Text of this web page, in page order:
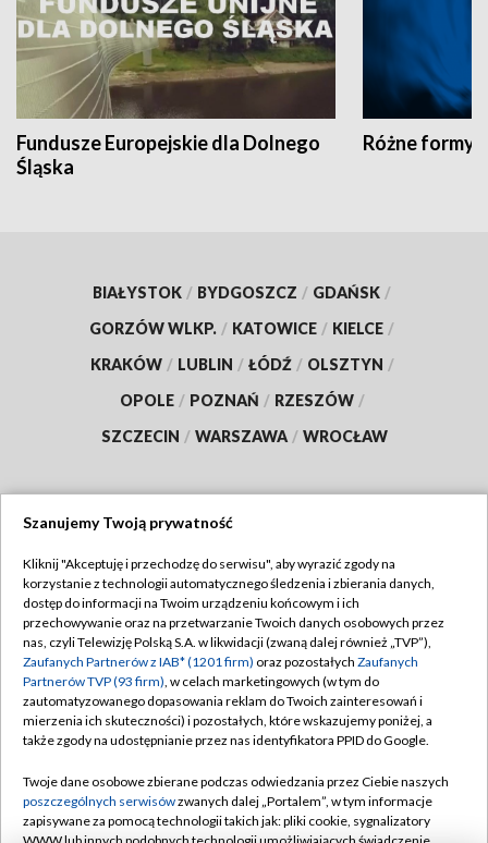
Fundusze Europejskie dla Dolnego
Śląska
Różne formy
BIAŁYSTOK / BYDGOSZCZ / GDAŃSK /
GORZÓW WLKP. / KATOWICE / KIELCE /
KRAKÓW / LUBLIN / ŁÓDŹ / OLSZTYN /
OPOLE / POZNAŃ / RZESZÓW /
SZCZECIN / WARSZAWA / WROCŁAW
TVP
Abonament TVP
Emisja w TVP
Centrum informacji TVP
Naziemna Telewizja Cyfrowa
Rada Programowa
System NOS
Regulamin TVP
Polityka prywatności
Moje zgody
Pomoc
Kontakt
Szanujemy Twoją prywatność
Kliknij "Akceptuję i przechodzę do serwisu", aby wyrazić zgody na
korzystanie z technologii automatycznego śledzenia i zbierania danych,
dostęp do informacji na Twoim urządzeniu końcowym i ich
przechowywanie oraz na przetwarzanie Twoich danych osobowych przez
nas, czyli Telewizję Polską S.A. w likwidacji (zwaną dalej również „TVP”),
Zaufanych Partnerów z IAB* (1201 firm) oraz pozostałych Zaufanych
Partnerów TVP (93 firm), w celach marketingowych (w tym do
zautomatyzowanego dopasowania reklam do Twoich zainteresowań i
mierzenia ich skuteczności) i pozostałych, które wskazujemy poniżej, a
także zgody na udostępnianie przez nas identyfikatora PPID do Google.
Twoje dane osobowe zbierane podczas odwiedzania przez Ciebie naszych
poszczególnych serwisówzwanych dalej „Portalem”, w tym informacje
zapisywane za pomocą technologii takich jak: pliki cookie, sygnalizatory